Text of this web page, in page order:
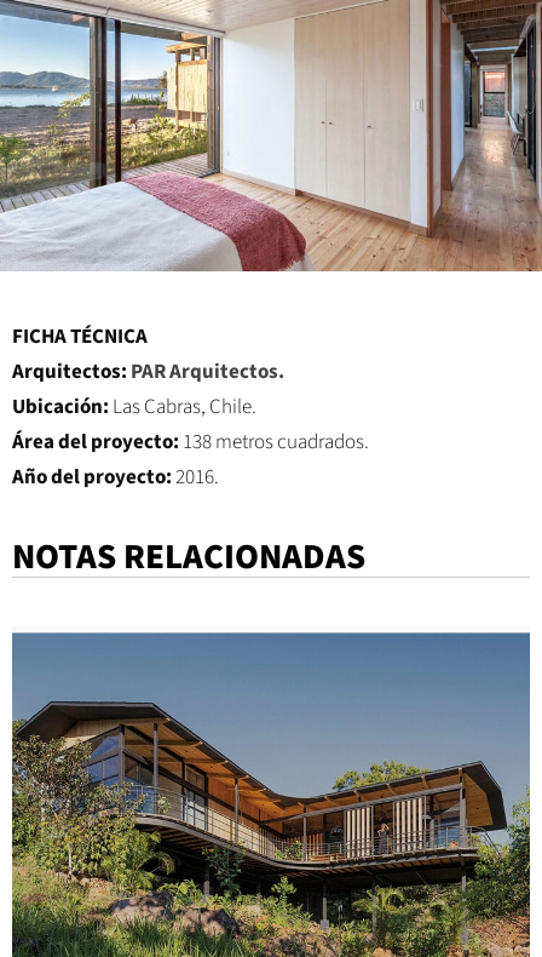
FICHA TÉCNICA
Arquitectos: PAR Arquitectos.
Ubicación: Las Cabras, Chile.
Área del proyecto: 138 metros cuadrados.
Año del proyecto:2016.
NOTAS RELACIONADAS